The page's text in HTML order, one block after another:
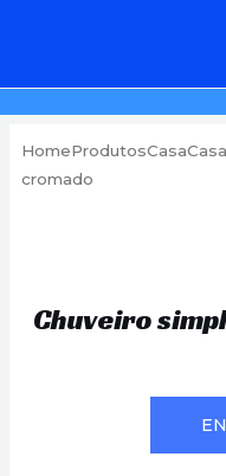
HomeProdutosCasa
cromado
Chuveiro